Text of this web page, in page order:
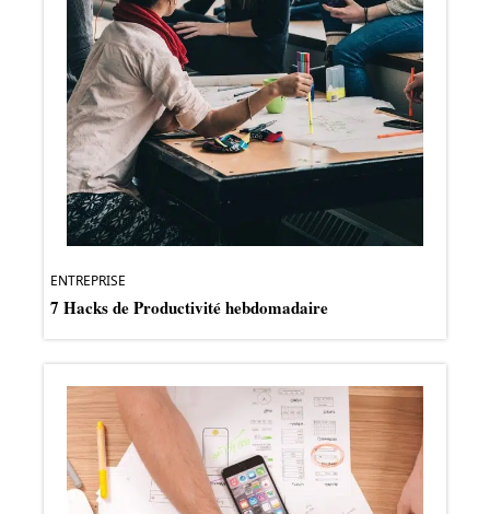
ENTREPRISE
7 Hacks de Productivité hebdomadaire